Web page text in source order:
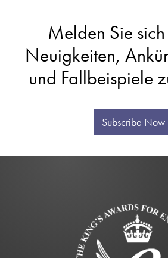
Melden Sie
Neuigkeiten,
und Fallbeispiele
Subscribe Now